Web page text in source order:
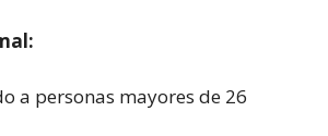
a personas mayores de 26